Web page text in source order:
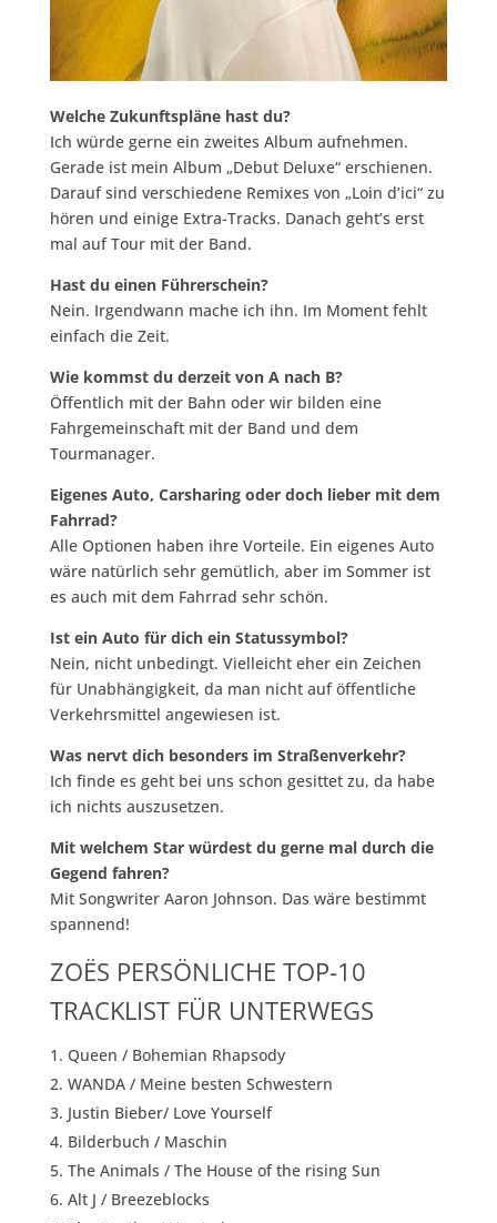
Welche Zukunftspläne hast du?
Ich würde gerne ein zweites Album aufnehmen.
Gerade ist mein Album „Debut Deluxe“ erschienen.
Darauf sind verschiedene Remixes von „Loin d’ici“ zu
hören und einige Extra-Tracks. Danach geht’s erst
mal auf Tour mit der Band.
Hast du einen Führerschein?
Nein. Irgendwann mache ich ihn. Im Moment fehlt
einfach die Zeit.
Wie kommst du derzeit von A nach B?
Öffentlich mit der Bahn oder wir bilden eine
Fahrgemeinschaft mit der Band und dem
Tourmanager.
Eigenes Auto, Carsharing oder doch lieber mit dem
Fahrrad?
Alle Optionen haben ihre Vorteile. Ein eigenes Auto
wäre natürlich sehr gemütlich, aber im Sommer ist
es auch mit dem Fahrrad sehr schön.
Ist ein Auto für dich ein Statussymbol?
Nein, nicht unbedingt. Vielleicht eher ein Zeichen
für Unabhängigkeit, da man nicht auf öffentliche
Verkehrsmittel angewiesen ist.
Was nervt dich besonders im Straßenverkehr?
Ich finde es geht bei uns schon gesittet zu, da habe
ich nichts auszusetzen.
Mit welchem Star würdest du gerne mal durch die
Gegend fahren?
Mit Songwriter Aaron Johnson. Das wäre bestimmt
spannend!
ZOËS PERSÖNLICHE TOP-10
TRACKLIST FÜR UNTERWEGS
Queen / Bohemian Rhapsody
WANDA / Meine besten Schwestern
Justin Bieber/ Love Yourself
Bilderbuch / Maschin
The Animals / The House of the rising Sun
Alt J / Breezeblocks